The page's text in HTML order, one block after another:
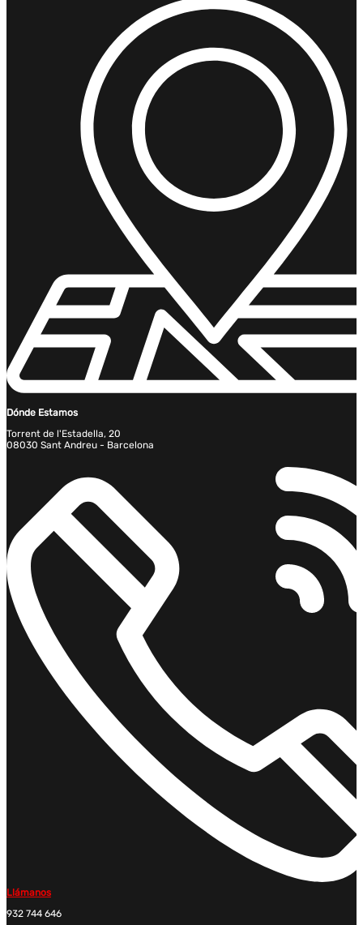
Dónde Estamos
Torrent de l'Estadella, 20
08030 Sant Andreu - Barcelona
Llámanos
932 744 646